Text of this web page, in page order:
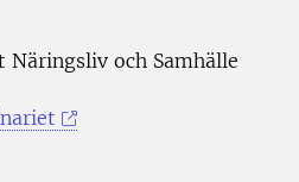
Näringsliv och Samhälle